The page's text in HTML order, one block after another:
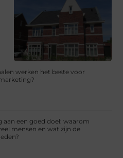
werken het beste voor
aan een goed doel: waarom
mensen en wat zijn de